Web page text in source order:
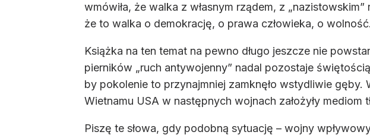
wmówiła, że walka z własnym rządem, z
że to walka o demokrację, o prawa człowieka, o wolność.
Książka na ten temat na pewno długo jeszcze nie
pierników „ruch antywojenny” nadal pozostaje
by pokolenie to przynajmniej zamknęło wstydliwie
Wietnamu USA w następnych wojnach założyły
Piszę te słowa, gdy podobną sytuację – wojny